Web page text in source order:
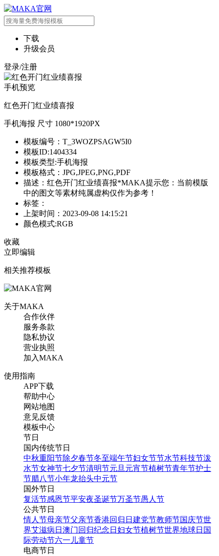
下载
升级会员
登录/注册
手机预览
红色开门红业绩喜报
手机海报 尺寸 1080*1920PX
模板编号：T_3WOZPSAGW5I0
模板ID:1404334
模板类型:手机海报
模板格式：JPG,JPEG,PNG,PDF
描述：红色开门红业绩喜报*MAKA提示您：当前模版
中的图文等素材纯属虚构仅作为参考！
标签：
上架时间：2023-09-08 14:15:21
颜色模式:RGB
收藏
立即编辑
相关推荐模板
关于MAKA
合作伙伴
服务条款
隐私协议
营业执照
加入MAKA
使用指南
APP下载
帮助中心
网站地图
意见反馈
模板中心
节日
国内传统节日
中秋重阳节除夕春节冬至端午节妇女节节水节科技节泼
水节女神节七夕节清明节元旦 元宵节植树节青年节护士
节腊八节小年龙抬头中元节
国外节日
复活节感恩节平安夜圣诞节万圣节愚人节
公共节日
情人节母亲节父亲节香港回归日 建党节教师节国庆节世
界艾滋病日 澳门回归纪念日 妇女节植树节世界地球日 国
际劳动节六一儿童节
电商节日